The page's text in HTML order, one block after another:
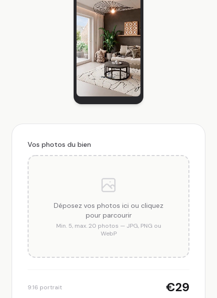
Vos photos du bien
Déposez vos photos ici ou cliquez
pour parcourir
Min. 5, max. 20 photos — JPG, PNG ou
WebP
9:16 portrait €29